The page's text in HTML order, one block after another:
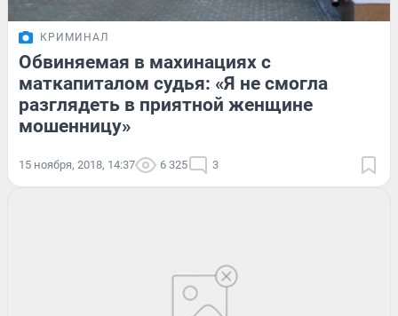
КРИМИНАЛ
Обвиняемая в махинациях с
маткапиталом судья: «Я не смогла
разглядеть в приятной женщине
мошенницу»
15 ноября, 2018, 14:37 6 325 3